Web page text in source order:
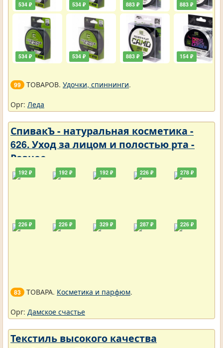
534 ₽
534 ₽
534 ₽
534 ₽
883 ₽
883 ₽
883 ₽
154 ₽
99 ТОВАРОВ. Удочки, спиннинги.
Орг: Леда
СпивакЪ - натуральная косметика -
626. Уход за лицом и полостью рта -
Разное
192 ₽
226 ₽
192 ₽
226 ₽
192 ₽
329 ₽
226 ₽
287 ₽
278 ₽
226 ₽
83 ТОВАРА. Косметика и парфюм.
Орг: Дамское счастье
Текстиль высокого качества